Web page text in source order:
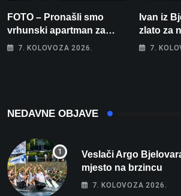
FOTO – Pronašli smo
vrhunski apartman za
odmor: Pogled na more, tri
7. KOLOVOZA 2026.
Ivan iz
zlato za
sustav i
7.
NEDAVNE OBJAVE
Veslači Argo
mjesto na brzincu
7. KOLOVOZA 2026.